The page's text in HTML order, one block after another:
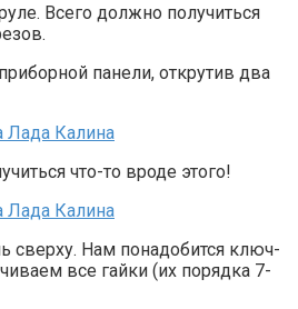
Всего должно получиться
панели, открутив два
что-то вроде этого!
сверху. Нам понадобится ключ-
все гайки (их порядка 7-